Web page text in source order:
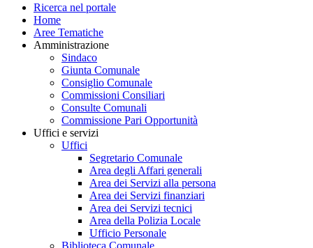
Ricerca nel portale
Home
Aree Tematiche
Amministrazione
Sindaco
Giunta Comunale
Consiglio Comunale
Commissioni Consiliari
Consulte Comunali
Commissione Pari Opportunità
Uffici e servizi
Uffici
Segretario Comunale
Area degli Affari generali
Area dei Servizi alla persona
Area dei Servizi finanziari
Area dei Servizi tecnici
Area della Polizia Locale
Ufficio Personale
Biblioteca Comunale